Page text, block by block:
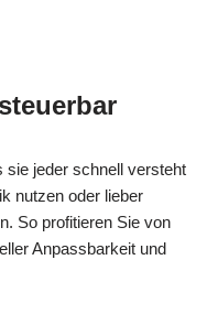
sie jeder schnell versteht
nutzen oder lieber
So profitieren Sie von
Anpassbarkeit und